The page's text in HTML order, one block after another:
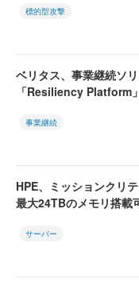
標的型攻撃
ベリタス、事業継続ソ
「Resiliency Platform
事業継続
HPE、ミッションクリ
最大24TBのメモリ搭載
サーバー